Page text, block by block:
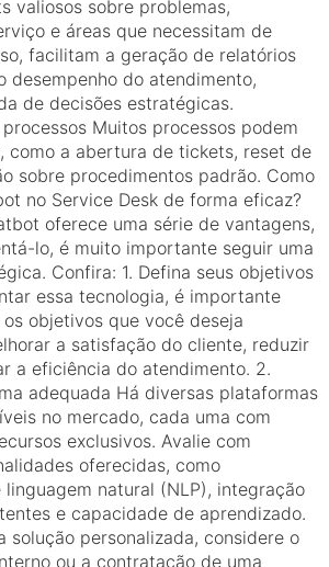
valiosos sobre problemas,
e áreas que necessitam de
facilitam a geração de relatórios
desempenho do atendimento,
de decisões estratégicas.
Muitos processos podem
como a abertura de tickets, reset de
sobre procedimentos padrão. Como
no Service Desk de forma eficaz?
oferece uma série de vantagens,
lo, é muito importante seguir uma
Confira: 1. Defina seus objetivos
essa tecnologia, é importante
objetivos que você deseja
a satisfação do cliente, reduzir
a eficiência do atendimento. 2.
adequada Há diversas plataformas
no mercado, cada uma com
exclusivos. Avalie com
oferecidas, como
linguagem natural (NLP), integração
e capacidade de aprendizado.
solução personalizada, considere o
ou a contratação de uma